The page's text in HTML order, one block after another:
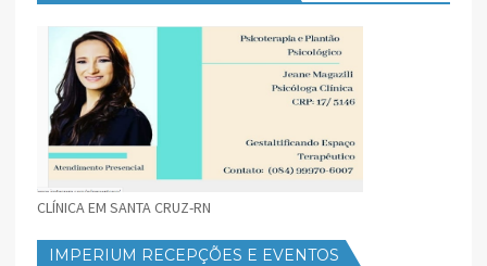
CLÍNICA EM SANTA CRUZ-RN
IMPERIUM RECEPÇÕES E EVENTOS